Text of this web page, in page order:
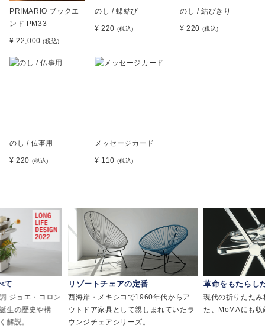
PRIMARIO ブックエ
ンド PM33
¥ 22,000(税込)
のし / 蝶結び
¥ 220 (税込)
のし / 結びきり
¥ 220 (税込)
のし / 仏事用
¥ 220 (税込)
メッセージカード
¥ 110 (税込)
て
ジョエ・コロン
生の歴史や構
解説。
リゾートチェアの定番
西海岸・メキシコで1960年代からア
ウトドア家具として親しまれていたラ
ウンジチェアシリーズ。
革命をもたらし
現代の折りたた
た、MoMAにも収